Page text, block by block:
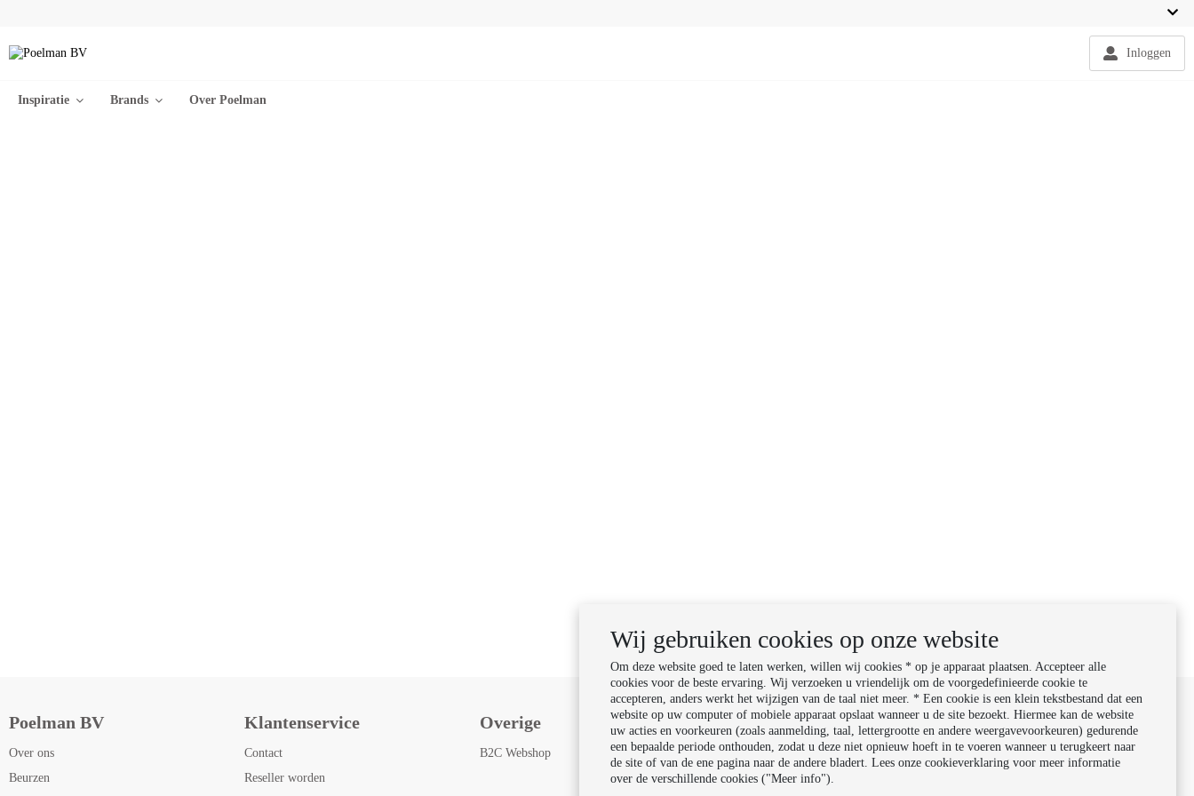
Wij gebruiken cookies op onze website
Om deze website goed te laten werken, willen wij cookies * op je apparaat plaatsen. Accepteer alle
cookies voor de beste ervaring. Wij verzoeken u vriendelijk om de voorgedefinieerde cookie te
accepteren, anders werkt het wijzigen van de taal niet meer. * Een cookie is een klein tekstbestand dat een
website op uw computer of mobiele apparaat opslaat wanneer u de site bezoekt. Hiermee kan de website
uw acties en voorkeuren (zoals aanmelding, taal, lettergrootte en andere weergavevoorkeuren) gedurende
een bepaalde periode onthouden, zodat u deze niet opnieuw hoeft in te voeren wanneer u terugkeert naar
de site of van de ene pagina naar de andere bladert. Lees onze cookieverklaring voor meer informatie
over de verschillende cookies ("Meer info").
Inloggen
Inspiratie Brands Over Poelman
Poelman BV
Over ons
Beurzen
Klantenservice
Contact
Reseller worden
Overige
B2C Webshop
Volg ons